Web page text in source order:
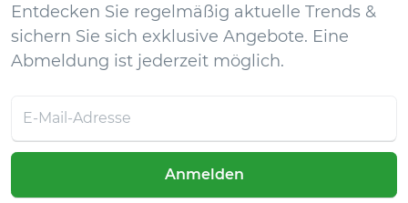
Entdecken Sie regelmäßig aktuelle Trends &
sichern Sie sich exklusive Angebote. Eine
Abmeldung ist jederzeit möglich.
Anmelden